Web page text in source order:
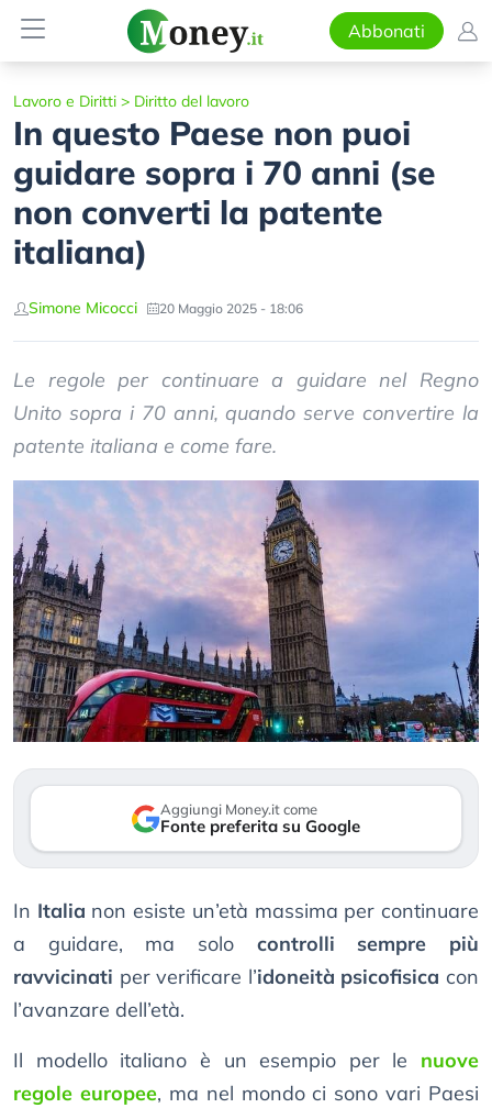
Abbonati
Lavoro e Diritti > Diritto del lavoro
In questo Paese non puoi
guidare sopra i 70 anni (se
non converti la patente
italiana)
Simone Micocci 20 Maggio 2025 - 18:06
Le regole per continuare a guidare nel Regno
Unito sopra i 70 anni, quando serve convertire la
patente italiana e come fare.
Aggiungi Money.it come
Fonte preferita su Google
In Italia non esiste un’età massima per continuare
a guidare, ma solo controlli sempre più
ravvicinati per verificare l’idoneità psicofisica con
l’avanzare dell’età.
Il modello italiano è un esempio per le nuove
regole europee, ma nel mondo ci sono vari Paesi